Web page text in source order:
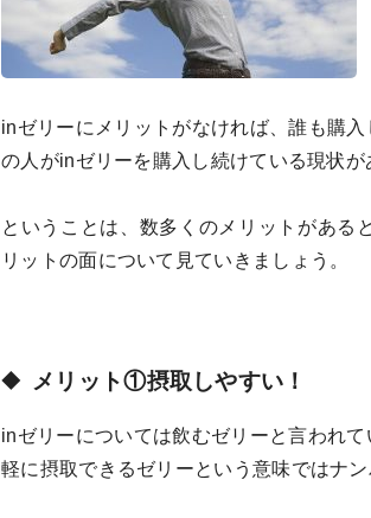
inゼリーにメリットがなければ、誰も購
の人がinゼリーを購入し続けている現状が
ということは、数多くのメリットがある
リットの面について見ていきましょう。
メリット①摂取しやすい！
inゼリーについては飲むゼリーと言われ
軽に摂取できるゼリーという意味ではナン